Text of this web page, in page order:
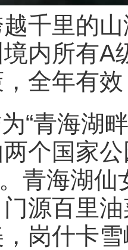
千里的
内所有A
全年有
“青海湖
个国家
青海湖
源百里
，岗什卡